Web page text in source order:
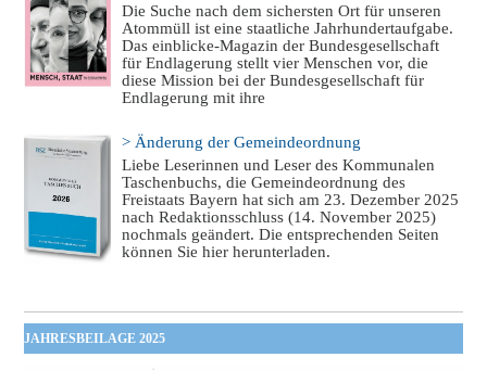
Die Suche nach dem sichersten Ort für unseren
Atommüll ist eine staatliche Jahrhundertaufgabe.
Das einblicke-Magazin der Bundesgesellschaft
für Endlagerung stellt vier Menschen vor, die
diese Mission bei der Bundesgesellschaft für
Endlagerung mit ihre
> Änderung der Gemeindeordnung
Liebe Leserinnen und Leser des Kommunalen
Taschenbuchs, die Gemeindeordnung des
Freistaats Bayern hat sich am 23. Dezember 2025
nach Redaktionsschluss (14. November 2025)
nochmals geändert. Die entsprechenden Seiten
können Sie hier herunterladen.
JAHRESBEILAGE 2025